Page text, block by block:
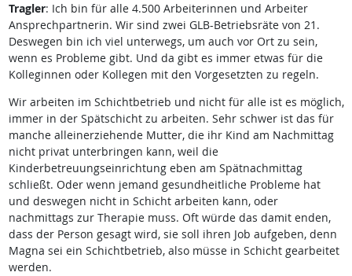
Tragler: Ich bin für alle 4.500 Arbeiterinnen und Arbeiter
Ansprechpartnerin. Wir sind zwei GLB-Betriebsräte von 21.
Deswegen bin ich viel unterwegs, um auch vor Ort zu sein,
wenn es Probleme gibt. Und da gibt es immer etwas für die
Kolleginnen oder Kollegen mit den Vorgesetzten zu regeln.
Wir arbeiten im Schichtbetrieb und nicht für alle ist es möglich,
immer in der Spätschicht zu arbeiten. Sehr schwer ist das für
manche alleinerziehende Mutter, die ihr Kind am Nachmittag
nicht privat unterbringen kann, weil die
Kinderbetreuungseinrichtung eben am Spätnachmittag
schließt. Oder wenn jemand gesundheitliche Probleme hat
und deswegen nicht in Schicht arbeiten kann, oder
nachmittags zur Therapie muss. Oft würde das damit enden,
dass der Person gesagt wird, sie soll ihren Job aufgeben, denn
Magna sei ein Schichtbetrieb, also müsse in Schicht gearbeitet
werden.